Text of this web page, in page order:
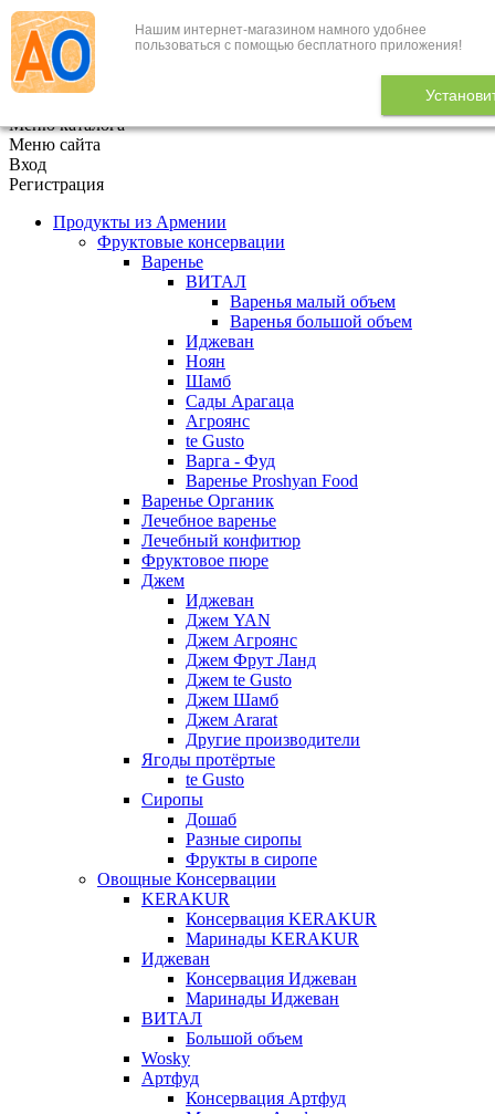
Нашим интернет-магазином намного удобнее
пользоваться с помощью бесплатного приложения!
+7 (495) 646-888-1
В корзине 0
Меню каталога
Меню сайта
Вход
Регистрация
Продукты из Армении
Фруктовые консервации
Варенье
ВИТАЛ
Варенья малый объем
Варенья большой объем
Иджеван
Ноян
Шамб
Сады Арагаца
Агроянс
te Gusto
Варга - Фуд
Варенье Proshyan Food
Варенье Органик
Лечебное варенье
Лечебный конфитюр
Фруктовое пюре
Джем
Иджеван
Джем YAN
Джем Агроянс
Джем Фрут Ланд
Джем te Gusto
Джем Шамб
Джем Ararat
Другие производители
Ягоды протёртые
te Gusto
Сиропы
Дошаб
Разные сиропы
Фрукты в сиропе
Овощные Консервации
KERAKUR
Консервация KERAKUR
Маринады KERAKUR
Иджеван
Консервация Иджеван
Маринады Иджеван
ВИТАЛ
Большой объем
Wosky
Артфуд
Консервация Артфуд